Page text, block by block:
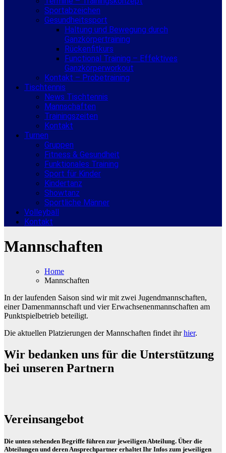
Sportabzeichen
Gesundheitssport
Haltung und Bewegung durch
Ganzkörpertraining
Rückenfitkurs
Functional Training – Effektives
Ganzkörperworkout
Kontakt – Probetraining
Tischtennis
News Tischtennis
Mannschaften
Trainingszeiten
Kontakt
Turnen
Gruppen
Fitness & Gesundheit
Funktionales Training
Sport für Kinder
Kindertanz
Showtanz
Sportliche Männer
Volleyball
Kontakt
Mannschaften
Home
Mannschaften
In der laufenden Saison sind wir mit zwei Jugendmannschaften,
einer Damenmannschaft und vier Erwachsenenmannschaften am
Punktspielbetrieb beteiligt.
Die aktuellen Platzierungen der Mannschaften findet ihrhier.
Wir bedanken uns für die Unterstützung
bei unseren Partnern
Vereinsangebot
Die unten stehenden Begriffe führen zur jeweiligen Abteilung. Über die
Abteilungen und deren Ansprechpartner erhaltet Ihr Infos zum jeweiligen